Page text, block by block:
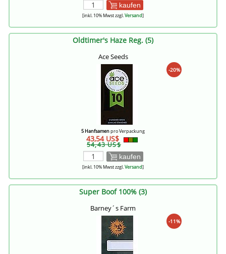
kaufen
[inkl. 10% Mwst zzgl.Versand]
Oldtimer's Haze Reg. (5)
Ace Seeds
-20%
5 Hanfsamenpro Verpackung
43,54 US$
54,43 US$
kaufen
[inkl. 10% Mwst zzgl.Versand]
Super Boof 100% (3)
Barney´s Farm
-11%